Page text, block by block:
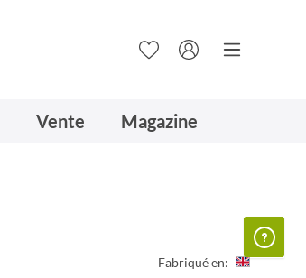
Vente Magazine
Fabriqué en: